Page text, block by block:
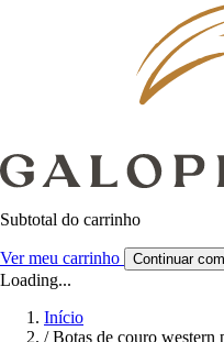
Subtotal do carrinho
Ver meu carrinho Continuar
Loading...
Início
/ Botas de couro western